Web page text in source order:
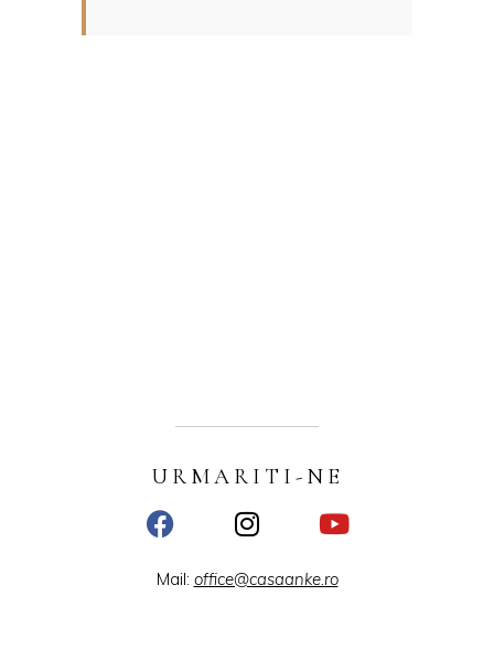
URMARITI-NE
Mail: office@casaanke.ro